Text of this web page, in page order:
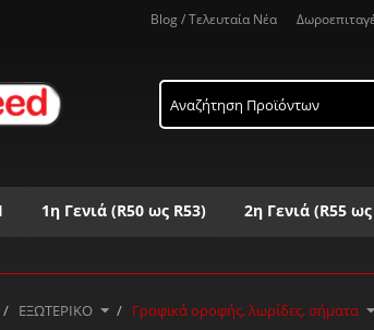
Blog / Τελευταία Νέα
1η Γενιά (R50 ως R53) 2η Γενιά (R55
/ ΕΞΩΤΕΡΙΚΟ / Γραφικά οροφής, λωρίδες, σήματα